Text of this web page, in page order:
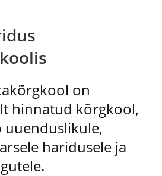
on
hinnatud kõrgkool,
uuenduslikule,
haridusele ja